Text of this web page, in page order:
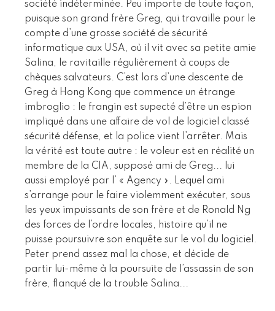
société indéterminée. Peu importe de toute façon,
puisque son grand frère Greg, qui travaille pour le
compte d’une grosse société de sécurité
informatique aux USA, où il vit avec sa petite amie
Salina, le ravitaille régulièrement à coups de
chèques salvateurs. C’est lors d’une descente de
Greg à Hong Kong que commence un étrange
imbroglio : le frangin est supecté d’être un espion
impliqué dans une affaire de vol de logiciel classé
sécurité défense, et la police vient l’arrêter. Mais
la vérité est toute autre : le voleur est en réalité un
membre de la CIA, supposé ami de Greg... lui
aussi employé par l’ « Agency ». Lequel ami
s’arrange pour le faire violemment exécuter, sous
les yeux impuissants de son frère et de Ronald Ng
des forces de l’ordre locales, histoire qu’il ne
puisse poursuivre son enquête sur le vol du logiciel.
Peter prend assez mal la chose, et décide de
partir lui-même à la poursuite de l’assassin de son
frère, flanqué de la trouble Salina...